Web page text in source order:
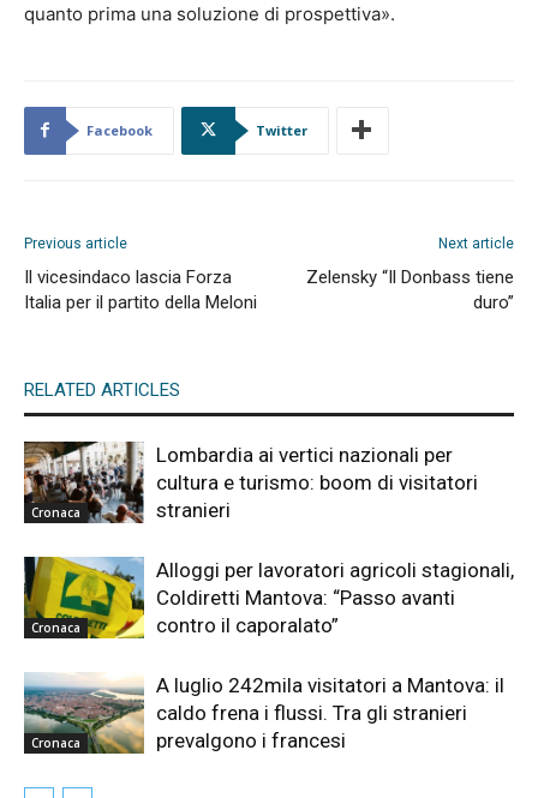
quanto prima una soluzione di prospettiva».
Facebook Twitter
Previous article
Il vicesindaco lascia Forza
Italia per il partito della Meloni
Next article
Zelensky “Il Donbass tiene
duro”
RELATED ARTICLES
Cronaca
Lombardia ai vertici nazionali per
cultura e turismo: boom di visitatori
stranieri
Cronaca
Alloggi per lavoratori agricoli stagionali,
Coldiretti Mantova: “Passo avanti
contro il caporalato”
Cronaca
A luglio 242mila visitatori a Mantova: il
caldo frena i flussi. Tra gli stranieri
prevalgono i francesi